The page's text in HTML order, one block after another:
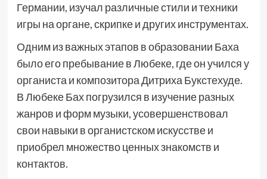
Германии, изучал различные стили и техники
игры на органе, скрипке и других инструментах.
Одним из важных этапов в образовании Баха
было его пребывание в Любеке, где он учился у
органиста и композитора Дитриха Букстехуде.
В Любеке Бах погрузился в изучение разных
жанров и форм музыки, усовершенствовал
свои навыки в органистском искусстве и
приобрел множество ценных знакомств и
контактов.